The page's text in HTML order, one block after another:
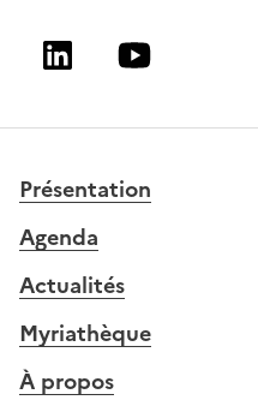
LinkedinYoutube
Présentation
Agenda
Actualités
Myriathèque
À propos